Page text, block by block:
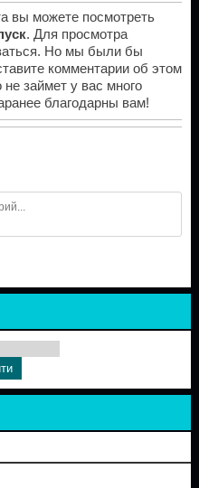
вы можете посмотреть
. Для просмотра
Но мы были бы
комментарии об этом
займет у вас много
благодарны вам!